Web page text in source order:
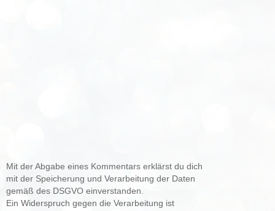
Mit der Abgabe eines Kommentars erklärst du dich
mit der Speicherung und Verarbeitung der Daten
gemäß des DSGVO einverstanden.
Ein Widerspruch gegen die Verarbeitung ist